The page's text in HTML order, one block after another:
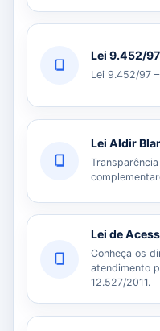
Lei 9.452/
Lei 9.452/97
Lei Aldir
Lei de
Conheça os
atendimento
12.527/2011.